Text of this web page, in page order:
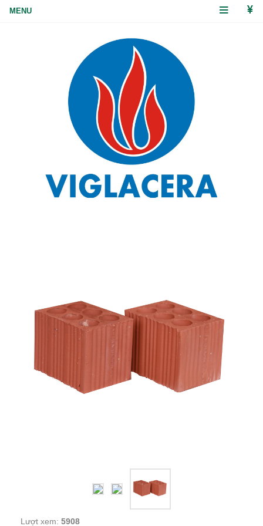
Lượt xem: 5908